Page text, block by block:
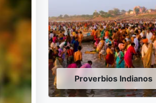
Proverbios Indianos